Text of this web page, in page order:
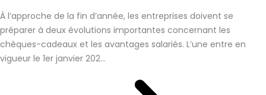
À l’approche de la fin d’année, les entreprises doivent se
préparer à deux évolutions importantes concernant les
chèques-cadeaux et les avantages salariés. L’une entre en
vigueur le 1er janvier 202...